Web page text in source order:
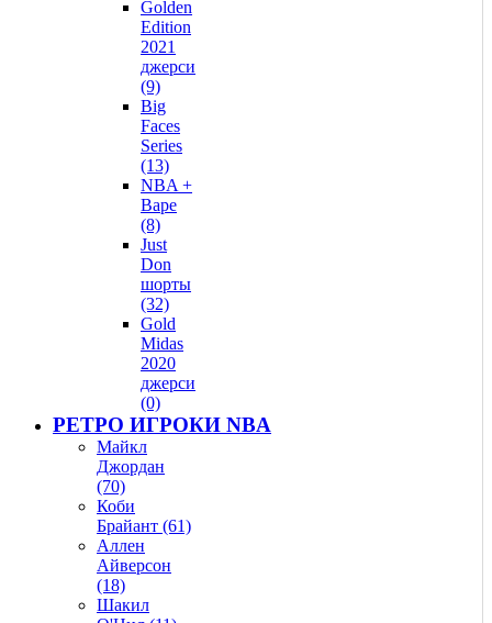
Golden
Edition
2021
джерси
(9)
Big
Faces
Series
(13)
NBA +
Bape
(8)
Just
Don
шорты
(32)
Gold
Midas
2020
джерси
(0)
РЕТРО ИГРОКИ NBA
Майкл
Джордан
(70)
Коби
Брайант (61)
Аллен
Айверсон
(18)
Шакил